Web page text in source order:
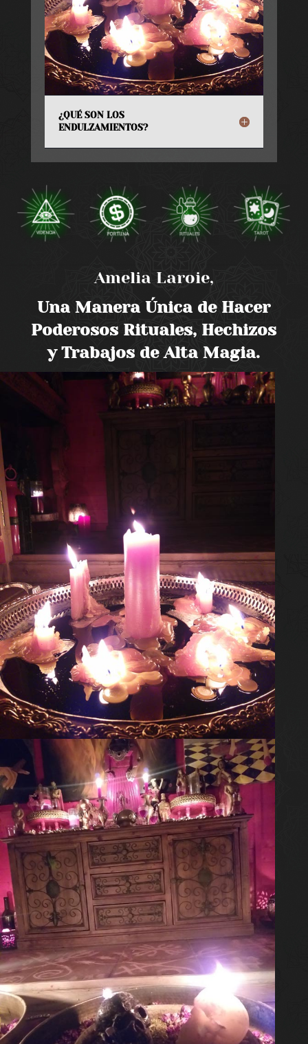
¿QUÉ SON LOS
ENDULZAMIENTOS?
Amelia Laroie,
Una Manera Única de Hacer
Poderosos Rituales, Hechizos
y Trabajos de Alta Magia.